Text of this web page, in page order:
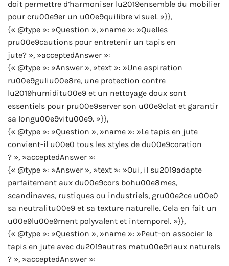
doit permettre d’harmoniser lu2019ensemble du mobilier
pour cru00e9er un u00e9quilibre visuel. »}},
{« @type »: »Question », »name »: »Quelles
pru00e9cautions pour entretenir un tapis en
jute? », »acceptedAnswer »:
{« @type »: »Answer », »text »: »Une aspiration
ru00e9guliu00e8re, une protection contre
lu2019humiditu00e9 et un nettoyage doux sont
essentiels pour pru00e9server son u00e9clat et garantir
sa longu00e9vitu00e9. »}},
{« @type »: »Question », »name »: »Le tapis en jute
convient-il u00e0 tous les styles de du00e9coration
? », »acceptedAnswer »:
{« @type »: »Answer », »text »: »Oui, il su2019adapte
parfaitement aux du00e9cors bohu00e8mes,
scandinaves, rustiques ou industriels, gru00e2ce u00e0
sa neutralitu00e9 et sa texture naturelle. Cela en fait un
u00e9lu00e9ment polyvalent et intemporel. »}},
{« @type »: »Question », »name »: »Peut-on associer le
tapis en jute avec du2019autres matu00e9riaux naturels
? », »acceptedAnswer »: